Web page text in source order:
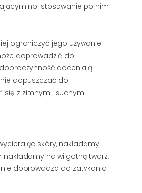
GOLENIE MASZYNKĄ
ŻYLETKI –
PORADNIK
Golenie maszynką na
Czytaj dalej
np. stosowanie po nim
ograniczyć jego używanie.
doprowadzić do
doceniają
dopuszczać do
się z zimnym i suchym
skóry, nakładamy
na wilgotną twarz,
doprowadza do zatykania